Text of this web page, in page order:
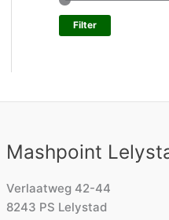
Filter
Mashpoint
Verlaatweg 42-44
8243 PS Lelystad